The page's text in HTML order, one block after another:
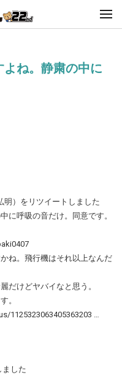
ね。静粛の中に
明）をリツイートしました
に呼吸の音だけ。同意です。
ね。飛行機はそれ以上なんだ
だけどヤバイなと思う。
。
…
ました